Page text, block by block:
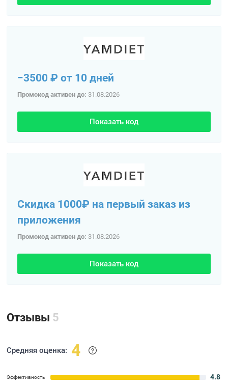
−3500 ₽ от 10 дней
Промокод активен до: 31.08.2026
Показать код
Скидка 1000₽ на первый заказ из
приложения
Промокод активен до: 31.08.2026
Показать код
Отзывы 5
Средняя оценка: 4
Эффективность 4.8